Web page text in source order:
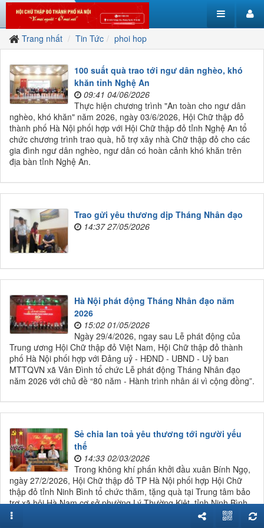
Trang nhất Tin Tức phoi hop
100 suất quà trao tới ngư dân nghèo, khó
khăn tỉnh Nghệ An
09:41 04/06/2026
Thực hiện chương trình "An toàn cho ngư dân
nghèo, khó khăn" năm 2026, ngày 03/6/2026, Hội Chữ thập đỏ
thành phố Hà Nội phối hợp với Hội Chữ thập đỏ tỉnh Nghệ An tổ
chức chương trình trao quà, hỗ trợ xây nhà Chữ thập đỏ cho các
gia đình ngư dân nghèo, ngư dân có hoàn cảnh khó khăn trên
địa bàn tỉnh Nghệ An.
Trao gửi yêu thương dịp Tháng Nhân đạo
14:37 27/05/2026
Hà Nội phát động Tháng Nhân đạo năm
2026
15:02 01/05/2026
Ngày 29/4/2026, ngay sau Lễ phát động của
Trung ương Hội Chữ thập đỏ Việt Nam, Hội Chữ thập đỏ thành
phố Hà Nội phối hợp với Đảng uỷ - HĐND - UBND - Uỷ ban
MTTQVN xã Vân Đình tổ chức Lễ phát động Tháng Nhân đạo
năm 2026 với chủ đề “80 năm - Hành trình nhân ái vì cộng đồng”.
Sẻ chia lan toả yêu thương tới người yếu
thế
14:33 02/03/2026
Trong không khí phấn khởi đầu xuân Bính Ngọ,
ngày 27/2/2026, Hội Chữ thập đỏ TP Hà Nội phối hợp Hội Chữ
thập đỏ tỉnh Ninh Bình tổ chức thăm, tặng quà tại Trung tâm bảo
trợ xã hội Hà Nam cơ sở phường Lý Thường Kiệt, tỉnh Ninh Bình.